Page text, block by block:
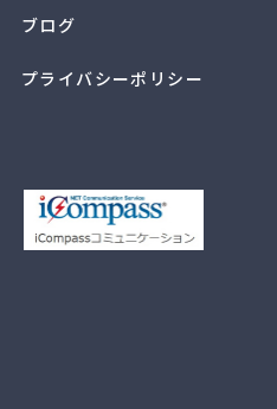
ブログ
プライバシーポリシー